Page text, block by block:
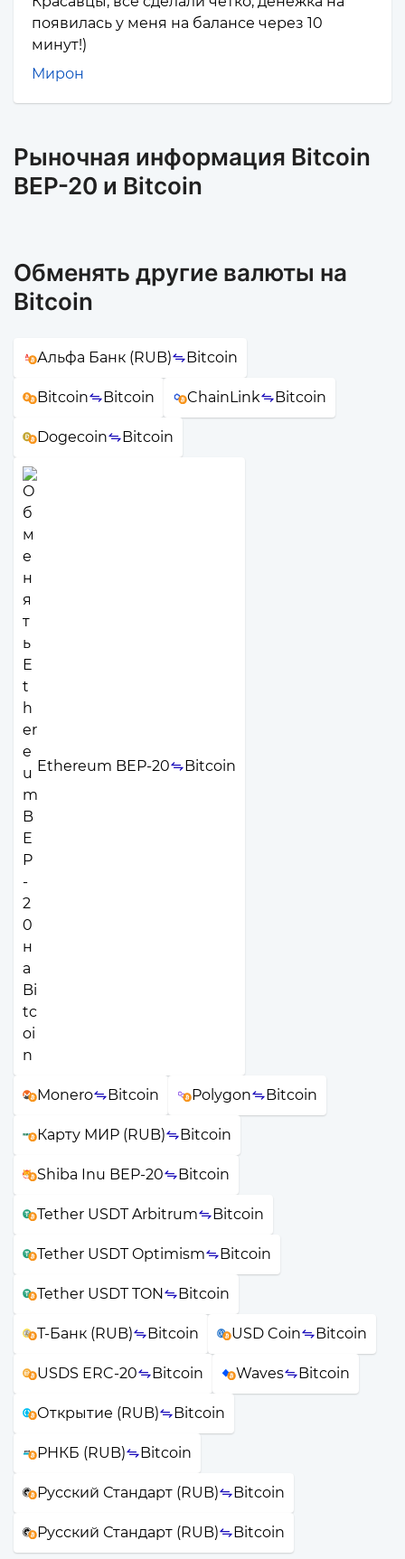
появилась у меня на балансе через 10
минут!)
Мирон
Рыночная информация Bitcoin
BEP-20 и Bitcoin
Обменять другие валюты на
Bitcoin
Альфа Банк (RUB) Bitcoin
Bitcoin Bitcoin ChainLink Bitcoin
Dogecoin Bitcoin
Ethereum BEP-20 Bitcoin
Monero Bitcoin Polygon Bitcoin
Карту МИР (RUB) Bitcoin
Shiba Inu BEP-20 Bitcoin
Tether USDT Arbitrum Bitcoin
Tether USDT Optimism Bitcoin
Tether USDT TON Bitcoin
Т-Банк (RUB) Bitcoin USD Coin Bitcoin
USDS ERC-20 Bitcoin Waves Bitcoin
Открытие (RUB) Bitcoin
РНКБ (RUB) Bitcoin
Русский Стандарт (RUB) Bitcoin
Русский Стандарт (RUB) Bitcoin